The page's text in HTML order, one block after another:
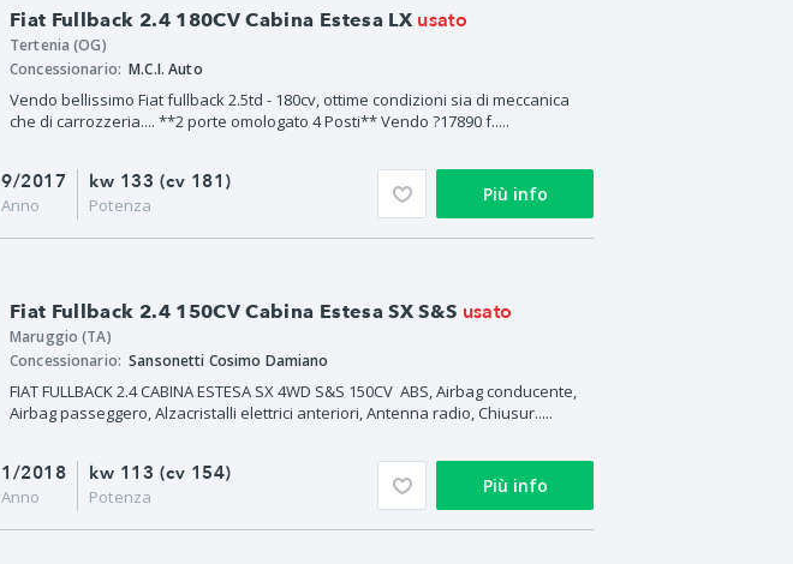
Fiat Fullback 2.4 180CV Cabina Estesa LX usato
Tertenia (OG)
Concessionario: M.C.I. Auto
Vendo bellissimo Fiat fullback 2.5td - 180cv, ottime condizioni sia di meccanica
che di carrozzeria.... **2 porte omologato 4 Posti** Vendo ?17890 f.....
9/2017
Anno
kw 133 (cv 181)
Potenza Più info
Fiat Fullback 2.4 150CV Cabina Estesa SX S&S usato
Maruggio (TA)
Concessionario: Sansonetti Cosimo Damiano
FIAT FULLBACK 2.4 CABINA ESTESA SX 4WD S&S 150CV ABS, Airbag conducente,
Airbag passeggero, Alzacristalli elettrici anteriori, Antenna radio, Chiusur.....
1/2018
Anno
kw 113 (cv 154)
Potenza Più info